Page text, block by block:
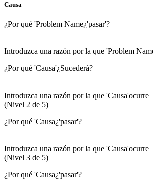
Causa
¿Por qué 'Problem Name¿'pasar'?
Introduzca una razón por la que 'Problem
¿Por qué 'Causa'¿Sucederá?
Introduzca una razón por la que 'Causa'ocurre
(Nivel 2 de 5)
¿Por qué 'Causa¿'pasar'?
Introduzca una razón por la que 'Causa'ocurre
(Nivel 3 de 5)
¿Por qué 'Causa¿'pasar'?